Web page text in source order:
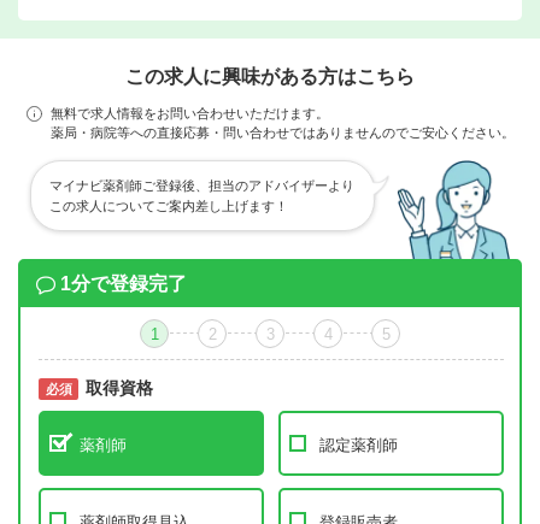
この求人に興味がある方はこちら
無料で求人情報をお問い合わせいただけます。
薬局・病院等への直接応募・問い合わせではありませんのでご安心ください。
マイナビ薬剤師ご登録後、担当のアドバイザーより
この求人についてご案内差し上げます！
1分で登録完了
1 2 3 4 5
必須 取得資格
薬剤師 認定薬剤師